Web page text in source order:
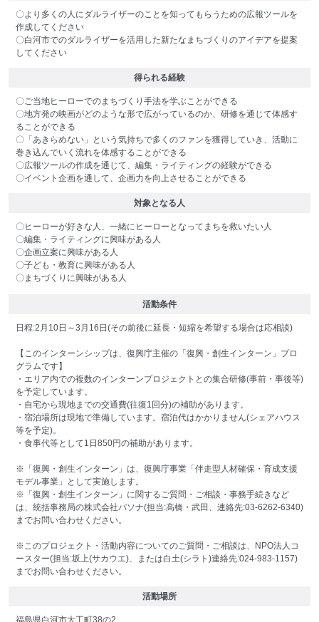
〇より多くの人にダルライザーのことを知ってもらうための広報ツールを
作成してください
〇白河市でのダルライザーを活用した新たなまちづくりのアイデアを提案
してください
得られる経験
〇ご当地ヒーローでのまちづくり手法を学ぶことができる
〇地方発の映画がどのような形で広がっているのか、研修を通じて体感す
ることができる
〇「あきらめない」という気持ちで多くのファンを獲得していき、活動に
巻き込んでいく流れを体感することができる
〇広報ツールの作成を通じて、編集・ライティングの経験ができる
〇イベント企画を通して、企画力を向上させることができる
対象となる人
〇ヒーローが好きな人、一緒にヒーローとなってまちを救いたい人
〇編集・ライティングに興味がある人
〇企画立案に興味がある人
〇子ども・教育に興味がある人
〇まちづくりに興味がある人
活動条件
日程:2月10日～3月16日(その前後に延長・短縮を希望する場合は応相談)
【このインターンシップは、復興庁主催の「復興・創生インターン」プロ
グラムです】
・エリア内での複数のインターンプロジェクトとの集合研修(事前・事後等)
を予定しています。
・自宅から現地までの交通費(往復1回分)の補助があります。
・宿泊場所は現地で準備しています。宿泊代はかかりません(シェアハウス
等を予定)。
・食事代等として1日850円の補助があります。
※「復興・創生インターン」は、復興庁事業「伴走型人材確保・育成支援
モデル事業」として実施します。
※「復興・創生インターン」に関するご質問・ご相談・事務手続きなど
は、統括事務局の株式会社パソナ(担当:高橋・武田、連絡先:03-6262-6340)
までお問い合わせください。
※このプロジェクト・活動内容についてのご質問・ご相談は、NPO法人コ
ースター(担当:坂上(サカウエ)、または白土(シラト)連絡先:024-983-1157)
までお問い合わせください。
活動場所
福島県白河市大工町38の2